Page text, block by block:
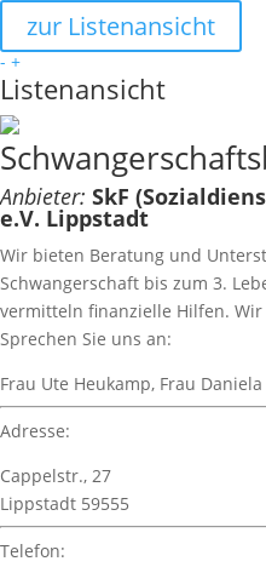
zur Listenansicht
- +
Listenansicht
Anbieter: SkF
e.V. Lippstadt
Wir bieten Beratung und
Schwangerschaft bis zum 3.
vermitteln finanzielle Hilfen.
Sprechen Sie uns an:
Frau Ute Heukamp, Frau
Adresse:
Cappelstr., 27
Lippstadt 59555
Telefon: